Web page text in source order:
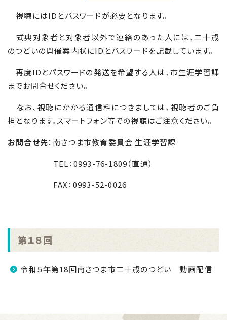
視聴にはID とパスワードが必要となります。
式典対象者と対象者以外で連絡のあった人には、二十歳
のつどいの開催案内状にID とパスワードを記載しています。
再度ID とパスワードの発送を希望する人は、市生涯学習課
までお問合せください。
なお、視聴にかかる通信料につきましては、視聴者のご負
担となります。スマートフォン等での視聴はご注意ください。
お問合せ先：南さつま市教育委員会 生涯学習課
TEL： 0993-76-1809（直通）
FAX ： 0993-52-0026
第１８回
令和５年第18回南さつま市二十歳のつどい 動画配信